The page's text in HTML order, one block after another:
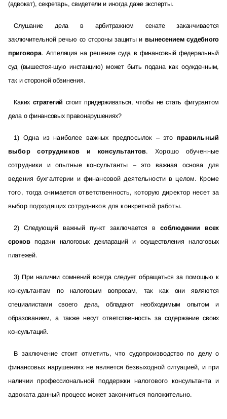
(адвокат), секретарь, свидетели и иногда даже эксперты.
Слушание дела в арбитражном сенате заканчивается
заключительной речью со стороны защиты ивынесением судебного
приговора. Аппеляция на решение суда в финансовый федеральный
суд (вышестоя-щую инстанцию) может быть подана как осужденным,
так и стороной обвинения.
Каких стратегий стоит придерживаться, чтобы не стать фигурантом
дела о финансовых правонарушениях?
1) Одна из наиболее важных предпосылок – это правильный
выбор сотрудников и консультантов. Хорошо обученные
сотрудники и опытные консультанты – это важная основа для
ведения бухгалтерии и финансовой деятельности в целом. Кроме
того, тогда снимается ответственность, которую директор несет за
выбор подходящих сотрудников для конкретной работы.
2) Следующий важный пункт заключается всоблюдении всех
сроковподачи налоговых деклараций и осуществления налоговых
платежей.
3) При наличии сомнений всегда следует обращаться за помощью к
консультантам по налоговым вопросам, так как они являются
специалистами своего дела, обладают необходимым опытом и
образованием, а также несут ответственность за содержание своих
консультаций.
В заключение стоит отметить, что судопроизводство по делу о
финансовых нарушениях не является безвыходной ситуацией, и при
наличии профессиональной поддержки налогового консультанта и
адвоката данный процесс может закончиться положительно.